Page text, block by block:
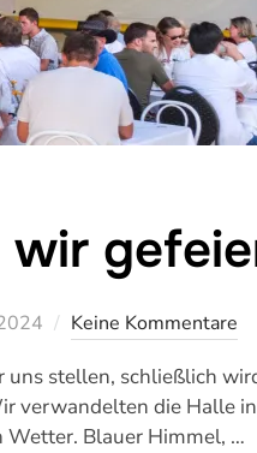
wir
Keine Kommentare
uns stellen, schließlich
verwandelten die Halle
Wetter. Blauer Himmel, …